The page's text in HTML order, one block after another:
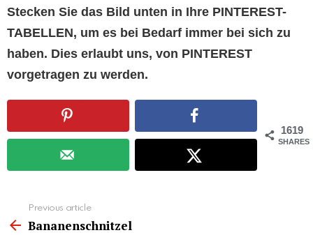
Stecken Sie das Bild unten in Ihre PINTEREST-
TABELLEN, um es bei Bedarf immer bei sich zu
haben. Dies erlaubt uns, von PINTEREST
vorgetragen zu werden.
1619
SHARES
more
Previous article
Bananenschnitzel